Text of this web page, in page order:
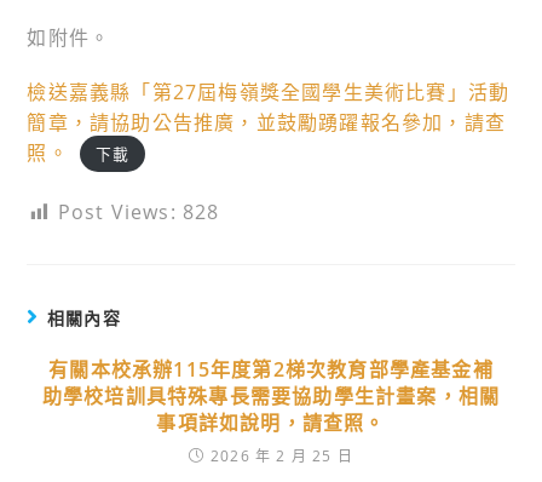
如附件。
檢送嘉義縣「第27屆梅嶺獎全國學生美術比賽」活動
簡章，請協助公告推廣，並鼓勵踴躍報名參加，請查
照。
下載
Post Views: 828
相關內容
有關本校承辦115年度第2梯次教育部學產基金補
助學校培訓具特殊專長需要協助學生計畫案，相關
事項詳如說明，請查照。
2026 年 2 月 25 日